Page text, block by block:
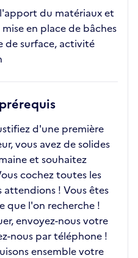
du matériaux et
en place de bâches
surface, activité
d'une première
vous avez de solides
et souhaitez
cochez toutes les
attendions ! Vous êtes
que l'on recherche !
envoyez-nous votre
nous par téléphone !
ensemble votre